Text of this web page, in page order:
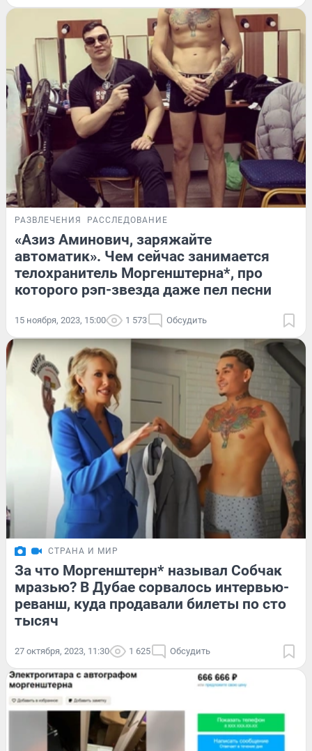
РАЗВЛЕЧЕНИЯ РАССЛЕДОВАНИЕ
«Азиз Аминович, заряжайте
автоматик». Чем сейчас занимается
телохранитель Моргенштерна*, про
которого рэп-звезда даже пел песни
15 ноября, 2023, 15:00 1 573 Обсудить
СТРАНА И МИР
За что Моргенштерн* называл Собчак
мразью? В Дубае сорвалось интервью-
реванш, куда продавали билеты по сто
тысяч
27 октября, 2023, 11:30 1 625 Обсудить